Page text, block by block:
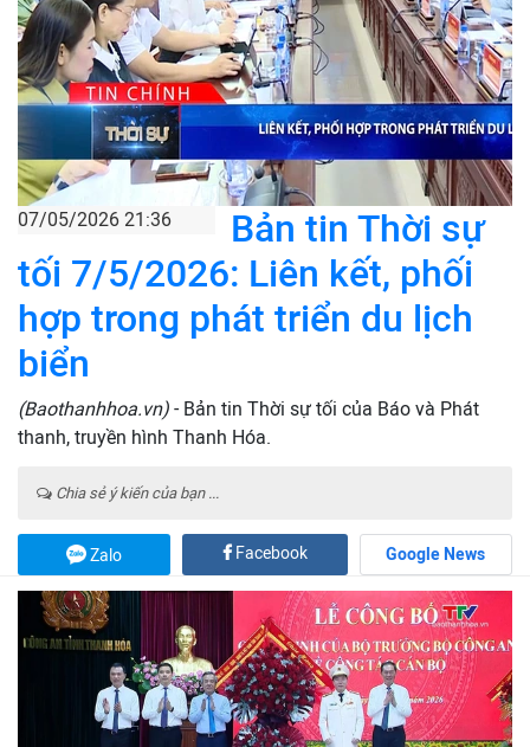
07/05/2026 21:36
Bản tin Thời sự
tối 7/5/2026: Liên kết, phối
hợp trong phát triển du lịch
biển
(Baothanhhoa.vn) - Bản tin Thời sự tối của Báo và Phát
thanh, truyền hình Thanh Hóa.
Chia sẻ ý kiến của bạn ...
Zalo Facebook Google News